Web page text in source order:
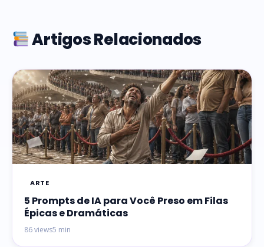
Artigos Relacionados
ARTE
5 Prompts de IA para Você Preso em Filas
Épicas e Dramáticas
86 views5 min